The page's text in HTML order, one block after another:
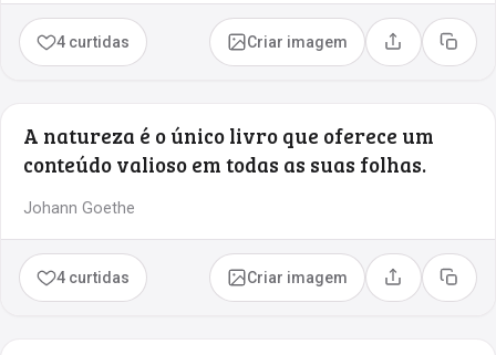
4 curtidas Criar imagem Compartilhar
Copiar
A natureza é o único livro que oferece um
conteúdo valioso em todas as suas folhas.
Johann Goethe
4 curtidas Criar imagem Compartilhar
Copiar